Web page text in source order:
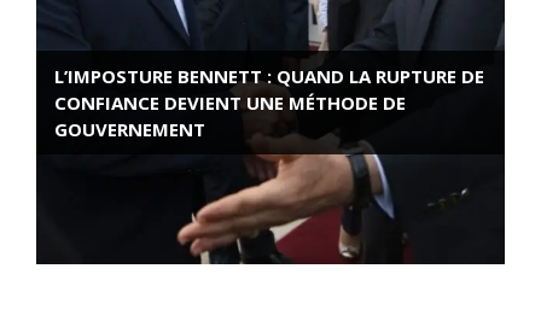
L’IMPOSTURE BENNETT : QUAND LA RUPTURE DE
CONFIANCE DEVIENT UNE MÉTHODE DE
GOUVERNEMENT
ROSE VALLAND, HEROÏNE DE LA RESISTANCE